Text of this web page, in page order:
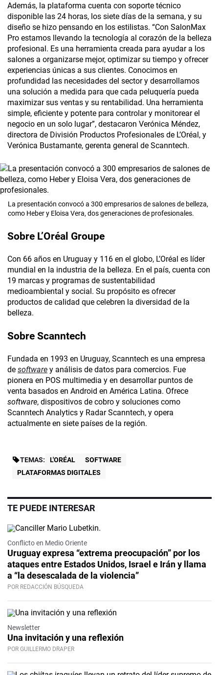
Además, la plataforma cuenta con soporte técnico
disponible las 24 horas, los siete días de la semana, y su
diseño se hizo pensando en los estilistas. “Con SalonMax
Pro estamos llevando la tecnología al corazón de la belleza
profesional. Es una herramienta creada para ayudar a los
salones a organizarse mejor, optimizar su tiempo y ofrecer
experiencias únicas a sus clientes. Conocimos en
profundidad las necesidades del sector y desarrollamos
una solución a medida para que cada peluquería pueda
maximizar sus ventas y su rentabilidad. Una herramienta
simple, eficiente y potente para controlar y monitorear el
negocio en un solo lugar”, destacaron Verónica Méndez,
directora de División Productos Profesionales de L’Oréal, y
Verónica Bustamante, gerenta general de Scanntech.
La presentación convocó a 300 empresarios de salones de belleza,
como Heber y Eloisa Vera, dos generaciones de profesionales.
Sobre L’Oréal Groupe
Con 66 años en Uruguay y 116 en el globo, L’Oréal es líder
mundial en la industria de la belleza. En el país, cuenta con
19 marcas y programas de sustentabilidad
medioambiental y social. Su propósito es ofrecer
productos de calidad que celebren la diversidad de la
belleza.
Sobre Scanntech
Fundada en 1993 en Uruguay, Scanntech es una empresa
de software y análisis de datos para comercios. Fue
pionera en POS multimedia y en desarrollar puntos de
venta basados en Android en América Latina. Ofrece
software, dispositivos de cobro y soluciones como
Scanntech Analytics y Radar Scanntech, y opera
actualmente en siete países de la región.
TEMAS: L'ORÉAL
SOFTWARE
PLATAFORMAS DIGITALES
TE PUEDE INTERESAR
Conflicto en Medio Oriente
Uruguay expresa “extrema preocupación” por los
ataques entre Estados Unidos, Israel e Irán y llama
a “la desescalada de la violencia”
POR REDACCIÓN BÚSQUEDA
Newsletter
Una invitación y una reflexión
POR GUILLERMO DRAPER